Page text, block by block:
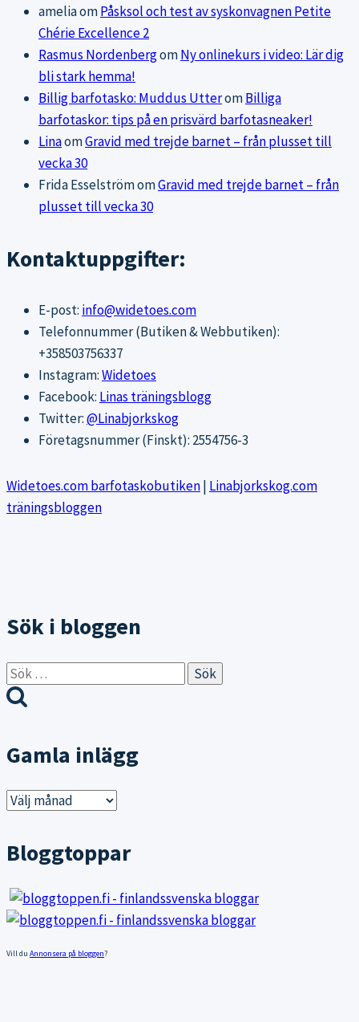
ameliaomPåsksol och test av syskonvagnen Petite
Chérie Excellence 2
Rasmus NordenbergomNy onlinekurs i video: Lär dig
bli stark hemma!
Billig barfotasko: Muddus UtteromBilliga
barfotaskor: tips på en prisvärd barfotasneaker!
LinaomGravid med trejde barnet – från plusset till
vecka 30
Frida EsselströmomGravid med trejde barnet – från
plusset till vecka 30
Kontaktuppgifter:
E-post: info@widetoes.com
Telefonnummer (Butiken & Webbutiken):
+358503756337
Instagram:Widetoes
Facebook: Linas träningsblogg
Twitter:@Linabjorkskog
Företagsnummer (Finskt): 2554756-3
Widetoes.com barfotaskobutiken| Linabjorkskog.com
träningsbloggen
Sök i bloggen
Sök
efter:
Gamla inlägg
Gamla
Bloggtoppar
Vill du Annonsera på bloggen?